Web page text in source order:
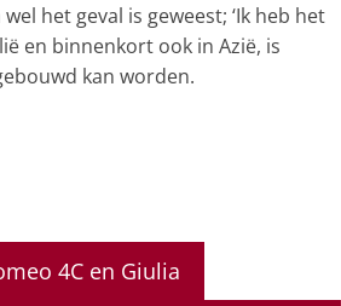
het geval is geweest; ‘Ik heb het
en binnenkort ook in Azië, is
kan worden.
4C en Giulia